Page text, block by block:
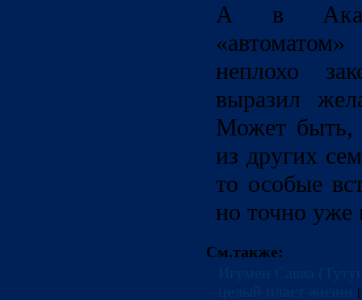
А в
неплохо
выразил
Может быть,
из других
то особые
но точно
См.также: